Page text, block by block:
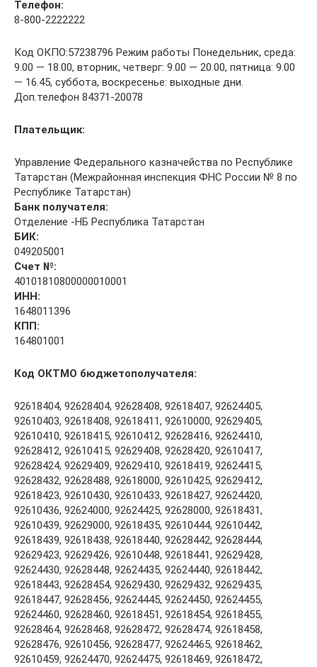
Телефон:
8-800-2222222
Код ОКПО:57238796 Режим работы Понедельник, среда:
9.00 — 18.00, вторник, четверг: 9.00 — 20.00, пятница: 9.00
— 16.45, суббота, воскресенье: выходные дни.
Доп.телефон 84371-20078
Плательщик:
Управление Федерального казначейства по Республике
Татарстан (Межрайонная инспекция ФНС России № 8 по
Республике Татарстан)
Банк получателя:
Отделение -НБ Республика Татарстан
БИК:
049205001
Счет №:
40101810800000010001
ИНН:
1648011396
КПП:
164801001
Код ОКТМО бюджетополучателя:
92618404, 92628404, 92628408, 92618407, 92624405,
92610403, 92618408, 92618411, 92610000, 92629405,
92610410, 92618415, 92610412, 92628416, 92624410,
92628412, 92610415, 92629408, 92628420, 92610417,
92628424, 92629409, 92629410, 92618419, 92624415,
92628432, 92628488, 92618000, 92610425, 92629412,
92618423, 92610430, 92610433, 92618427, 92624420,
92610436, 92624000, 92624425, 92628000, 92618431,
92610439, 92629000, 92618435, 92610444, 92610442,
92618439, 92618438, 92618440, 92628442, 92628444,
92629423, 92629426, 92610448, 92618441, 92629428,
92624430, 92628448, 92624435, 92624440, 92618442,
92618443, 92628454, 92629430, 92629432, 92629435,
92618447, 92628456, 92624445, 92624450, 92624455,
92624460, 92628460, 92618451, 92618454, 92618455,
92628464, 92628468, 92628472, 92628474, 92618458,
92628476, 92610456, 92628477, 92624465, 92618462,
92610459, 92624470, 92624475, 92618469, 92618472,